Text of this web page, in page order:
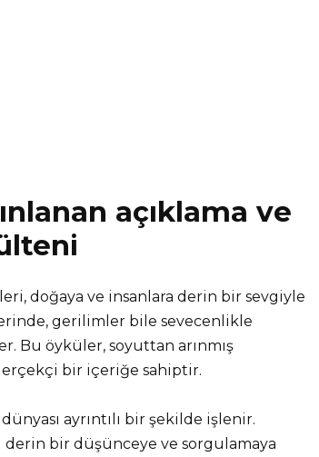
açıklama ve
doğaya ve insanlara derin bir sevgiyle
gerilimler bile sevecenlikle
Bu öyküler, soyuttan arınmış
bir içeriğe sahiptir.
ayrıntılı bir şekilde işlenir.
bir düşünceye ve sorgulamaya